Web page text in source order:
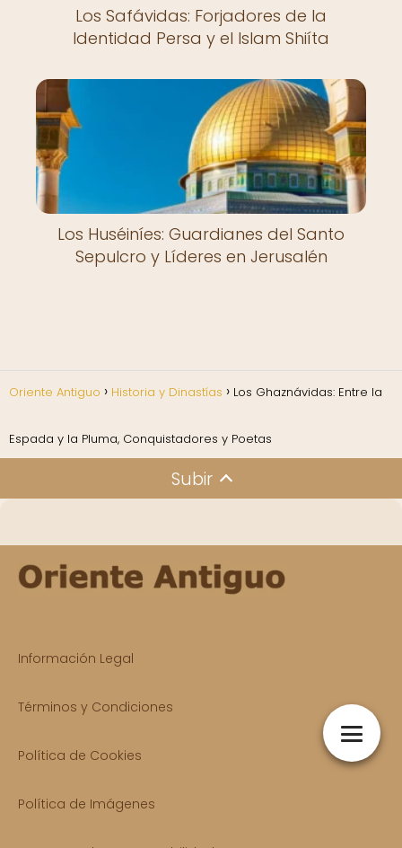
Los Safávidas: Forjadores de la
Identidad Persa y el Islam Shiíta
Los Huséiníes: Guardianes del Santo
Sepulcro y Líderes en Jerusalén
Oriente Antiguo Historia y Dinastías Los Ghaznávidas: Entre la
Espada y la Pluma, Conquistadores y Poetas
Subir
Información Legal
Términos y Condiciones
Política de Cookies
Política de Imágenes